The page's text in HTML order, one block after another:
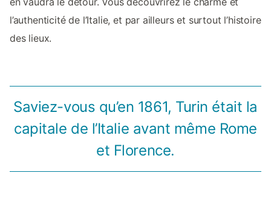
l’authenticité de l’Italie, et par ailleurs et surtout l’histoire
des lieux.
Saviez-vous qu’en 1861, Turin était la
capitale de l’Italie avant même Rome
et Florence.